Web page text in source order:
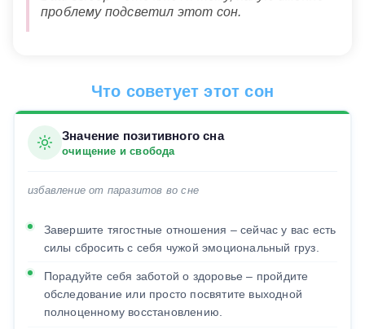
проблему подсветил этот сон.
Что советует этот сон
Значение позитивного сна
очищение и свобода
избавление от паразитов во сне
Завершите тягостные отношения – сейчас у вас есть
силы сбросить с себя чужой эмоциональный груз.
Порадуйте себя заботой о здоровье – пройдите
обследование или просто посвятите выходной
полноценному восстановлению.